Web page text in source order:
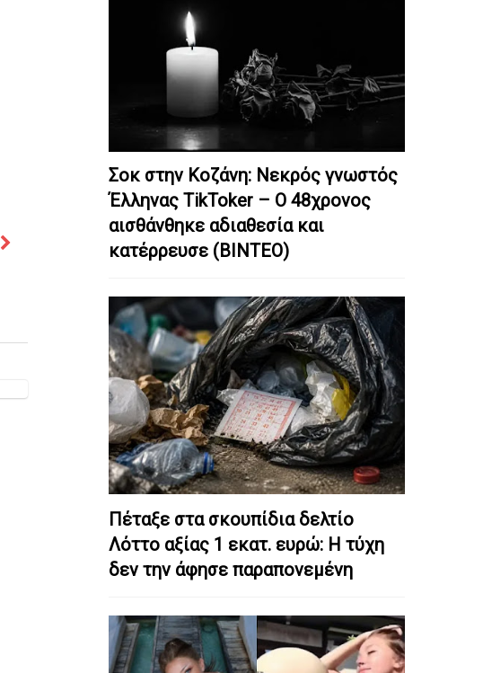
Σοκ στην Κοζάνη: Nεκρός γνωστός
Έλληνας TikToker – Ο 48χρονος
αισθάνθηκε αδιαθεσία και
κατέρρευσε (ΒΙΝΤΕΟ)
Πέταξε στα σκουπίδια δελτίο
Λόττο αξίας 1 εκατ. ευρώ: Η τύχη
δεν την άφησε παραπονεμένη